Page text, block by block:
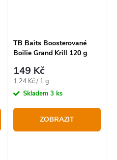
TB Baits Boosterované
Boilie Grand Krill 120 g
149 Kč
Měrná
cena:
1,24 Kč / 1 g
Skladem 3 ks
ZOBRAZIT